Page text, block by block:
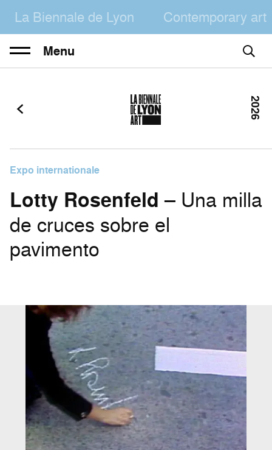
La Biennale de Lyon Contemporary art
Menu
Expo internationale
Lotty Rosenfeld – Una milla
de cruces sobre el
pavimento
2026